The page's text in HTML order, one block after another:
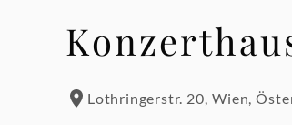
Veranstaltungen
Lothringerstr. 20, Wien,